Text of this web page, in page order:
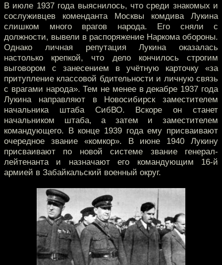
В июле 1937 года выяснилось, что среди знакомых и
сослуживцев коменданта Москвы комдива Лукина
слишком много врагов народа. Его сняли с
должности, вывели в распоряжение Наркома обороны.
Однако личная репутация Лукина оказалась
настолько крепкой, что дело кончилось строгим
выговором с занесением в учётную карточку «за
притупление классовой бдительности и личную связь
с врагами народа». Тем не менее в декабре 1937 года
Лукина направляют в Новосибирск заместителем
начальника штаба СибВО. Вскоре он станет
начальником штаба, а затем и заместителем
командующего. В конце 1939 года ему присваивают
очередное звание «комкор». В июне 1940 Лукину
присваивают по новой системе звание генерал-
лейтенанта и назначают его командующим 16-й
армией в Забайкальский военный округ.